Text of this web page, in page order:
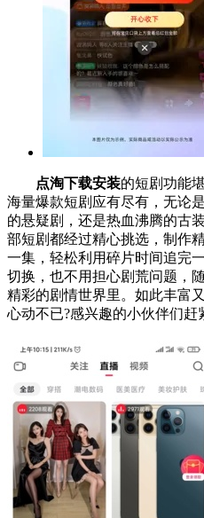
点淘下载安装的短剧功能
海量爆款短剧应有尽有，无论
的悬疑剧，还是热血沸腾的古
部短剧都经过精心挑选，制作
一集，轻松利用碎片时间追完
切换，也不用担心剧荒问题，
精彩的剧情世界里。如此丰富
心动不已?感兴趣的小伙伴们赶